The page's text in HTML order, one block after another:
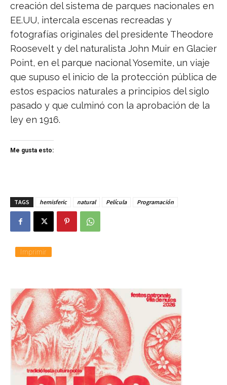
creación del sistema de parques nacionales en
EE.UU, intercala escenas recreadas y
fotografías originales del presidente Theodore
Roosevelt y del naturalista John Muir en Glacier
Point, en el parque nacional Yosemite, un viaje
que supuso el inicio de la protección pública de
estos espacios naturales a principios del siglo
pasado y que culminó con la aprobación de la
ley en 1916.
Me gusta esto:
TAGS hemisferic natural Película Programación
Imprimir